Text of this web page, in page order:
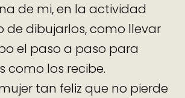
de mi, en la actividad
de dibujarlos, como llevar
el paso a paso para
como los recibe.
tan feliz que no pierde